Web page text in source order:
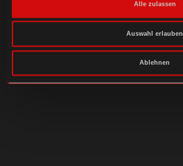
Alle zulassen
Auswahl erlauben
Ablehnen
SONSTIGES